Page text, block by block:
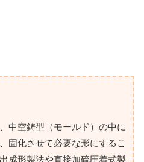
中空鋳型（モールド）の中に
固化させて必要な形にするこ
成形製法や直接加硫圧着式製